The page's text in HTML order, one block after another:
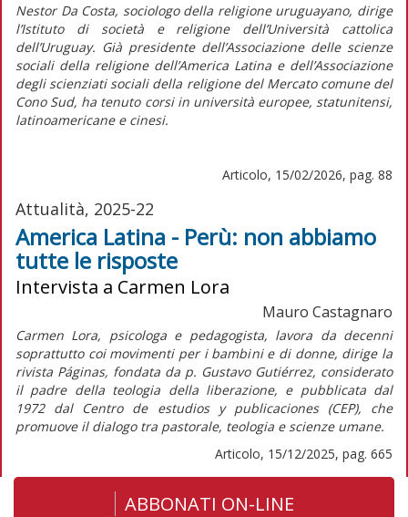
Nestor Da Costa, sociologo della religione uruguayano, dirige
l’Istituto di società e religione dell’Università cattolica
dell’Uruguay. Già presidente dell’Associazione delle scienze
sociali della religione dell’America Latina e dell’Associazione
degli scienziati sociali della religione del Mercato comune del
Cono Sud, ha tenuto corsi in università europee, statunitensi,
latinoamericane e cinesi.
Articolo, 15/02/2026, pag. 88
Attualità, 2025-22
America Latina - Perù: non abbiamo
tutte le risposte
Intervista a Carmen Lora
Mauro Castagnaro
Carmen Lora, psicologa e pedagogista, lavora da decenni
soprattutto coi movimenti per i bambini e di donne, dirige la
rivista Páginas, fondata da p. Gustavo Gutiérrez, considerato
il padre della teologia della liberazione, e pubblicata dal
1972 dal Centro de estudios y publicaciones (CEP), che
promuove il dialogo tra pastorale, teologia e scienze umane.
Articolo, 15/12/2025, pag. 665
ABBONATI ON-LINE